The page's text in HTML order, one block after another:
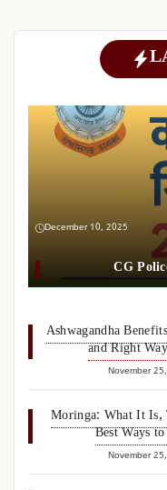
December 10, 2025
CG
Ashwagandha
and Right
November
Moringa: What It Is,
Best Ways
November